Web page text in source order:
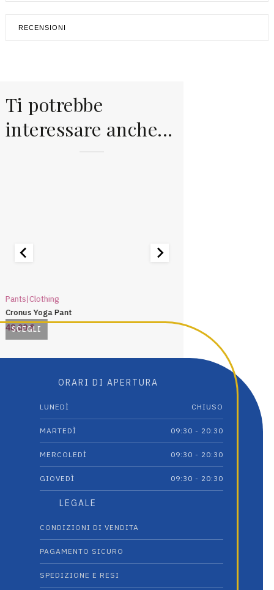
RECENSIONI
Ti potrebbe
interessare anche...
SCEGLI
prodotto
Pants|Clothing
Cronus Yoga Pant
48,00€ SCEGLI
prodotto
opzioni
essere
scelte
nella
pagina
75,00
ORARI DI APERTURA
LUNEDÌ CHIUSO
MARTEDÌ 09:30 - 20:30
MERCOLEDÌ 09:30 - 20:30
GIOVEDÌ 09:30 - 20:30
LEGALE
CONDIZIONI DI VENDITA
PAGAMENTO SICURO
SPEDIZIONE E RESI